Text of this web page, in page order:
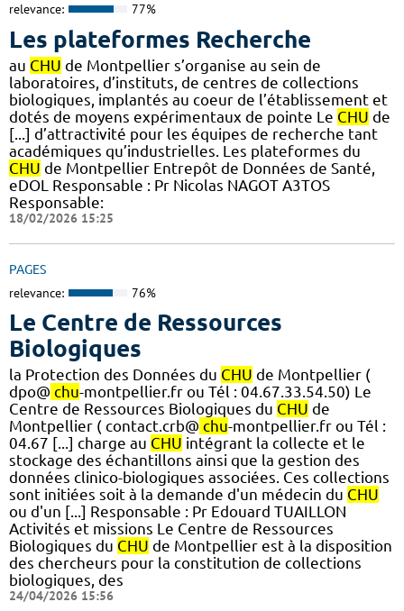
relevance: 77%
Les plateformes Recherche
au CHU de Montpellier s’organise au sein de
laboratoires, d’instituts, de centres de collections
biologiques, implantés au coeur de l’établissement et
dotés de moyens expérimentaux de pointe Le CHU de
[...] d’attractivité pour les équipes de recherche tant
académiques qu’industrielles. Les plateformes du
CHU de Montpellier Entrepôt de Données de Santé,
eDOL Responsable : Pr Nicolas NAGOT A3TOS
Responsable:
18/02/2026 15:25
PAGES
relevance: 76%
Le Centre de Ressources
Biologiques
la Protection des Données du CHU de Montpellier (
dpo@ chu-montpellier.fr ou Tél : 04.67.33.54.50) Le
Centre de Ressources Biologiques du CHU de
Montpellier ( contact.crb@ chu-montpellier.fr ou Tél :
04.67 [...] charge au CHU intégrant la collecte et le
stockage des échantillons ainsi que la gestion des
données clinico-biologiques associées. Ces collections
sont initiées soit à la demande d'un médecin du CHU
ou d'un [...] Responsable : Pr Edouard TUAILLON
Activités et missions Le Centre de Ressources
Biologiques du CHU de Montpellier est à la disposition
des chercheurs pour la constitution de collections
biologiques, des
24/04/2026 15:56